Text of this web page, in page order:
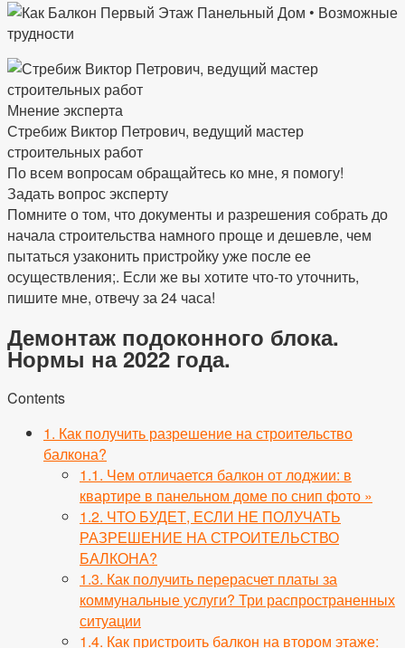
Мнение эксперта
Стребиж Виктор Петрович, ведущий мастер
строительных работ
По всем вопросам обращайтесь ко мне, я помогу!
Задать вопрос эксперту
Помните о том, что документы и разрешения собрать до
начала строительства намного проще и дешевле, чем
пытаться узаконить пристройку уже после ее
осуществления;. Если же вы хотите что-то уточнить,
пишите мне, отвечу за 24 часа!
Демонтаж подоконного блока.
Нормы на 2022 года.
Contents
1. Как получить разрешение на строительство
балкона?
1.1. Чем отличается балкон от лоджии: в
квартире в панельном доме по снип фото »
1.2. ЧТО БУДЕТ, ЕСЛИ НЕ ПОЛУЧАТЬ
РАЗРЕШЕНИЕ НА СТРОИТЕЛЬСТВО
БАЛКОНА?
1.3. Как получить перерасчет платы за
коммунальные услуги? Три распространенных
ситуации
1.4. Как пристроить балкон на втором этаже: